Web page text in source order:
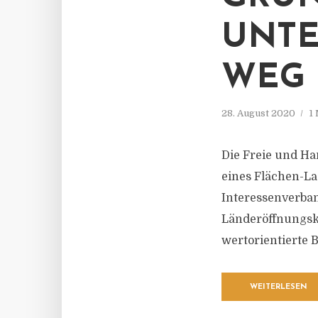
WEG
28. August 2020 1
Die Freie und
eines Flächen-
wertorientierte
WEITERLESEN